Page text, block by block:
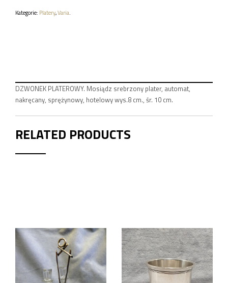
Kategorie: Platery,Varia.
DZWONEK PLATEROWY. Mosiądz srebrzony plater, automat,
nakręcany, sprężynowy, hotelowy wys.8 cm., śr. 10 cm.
RELATED PRODUCTS